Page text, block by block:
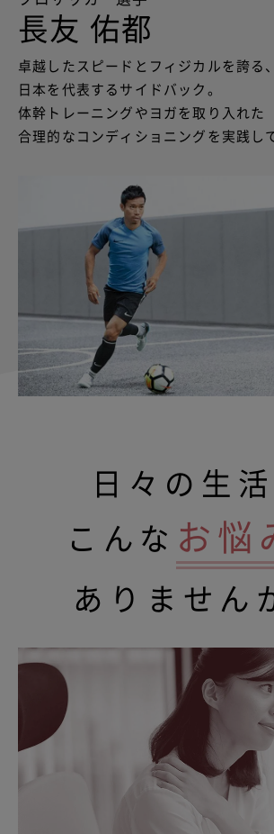
長友 佑都
卓越したスピードとフィジカルを誇る、
日本を代表するサイドバック。
体幹トレーニングやヨガを取り入れた
合理的なコンディショニングを実践し
日々の生
こんな お悩
ありません